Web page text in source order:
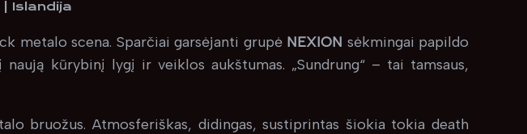
Islandija
metalo scena. Sparčiai garsėjanti grupė NEXION sėkmingai papildo
kūrybinį lygį ir veiklos aukštumas. „Sundrung“ – tai tamsaus,
bruožus. Atmosferiškas, didingas, sustiprintas šiokia tokia death